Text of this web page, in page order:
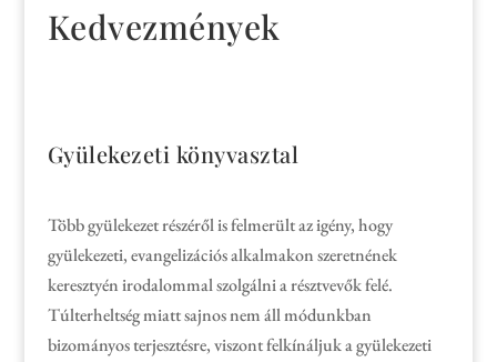
Kedvezmények
Gyülekezeti könyvasztal
Több gyülekezet részéről is felmerült az igény, hogy
gyülekezeti, evangelizációs alkalmakon szeretnének
keresztyén irodalommal szolgálni a résztvevők felé.
Túlterheltség miatt sajnos nem áll módunkban
bizományos terjesztésre, viszont felkínáljuk a gyülekezeti